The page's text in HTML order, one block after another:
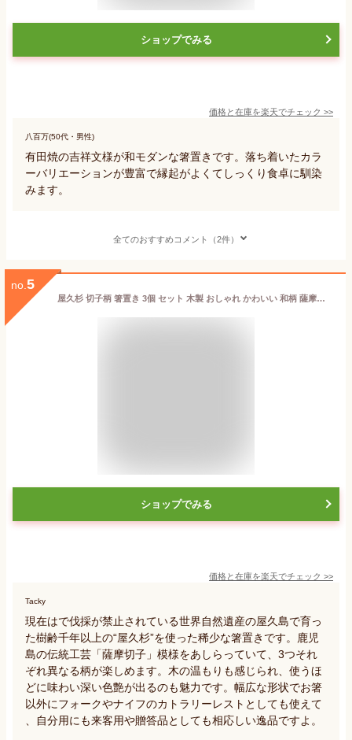
ショップでみる
価格と在庫を楽天でチェック >>
八百万(50代・男性)
有田焼の吉祥文様が和モダンな箸置きです。落ち着いたカラ
ーバリエーションが豊富で縁起がよくてしっくり食卓に馴染
みます。
全てのおすすめコメント（2件）
no. 5
屋久杉 切子柄 箸置き 3個 セット 木製 おしゃれ かわいい 和柄 薩摩切子 はしおき おはしおき カトラリー カトラリーレスト 和食器 キッチン 雑貨 プレゼント ギフト 贈り物 食卓 お箸 切子箸置き
ショップでみる
価格と在庫を楽天でチェック >>
Tacky
現在はで伐採が禁止されている世界自然遺産の屋久島で育っ
た樹齢千年以上の“屋久杉”を使った稀少な箸置きです。鹿児
島の伝統工芸「薩摩切子」模様をあしらっていて、3つそれ
ぞれ異なる柄が楽しめます。木の温もりも感じられ、使うほ
どに味わい深い色艶が出るのも魅力です。幅広な形状でお箸
以外にフォークやナイフのカトラリーレストとしても使えて
、自分用にも来客用や贈答品としても相応しい逸品ですよ。